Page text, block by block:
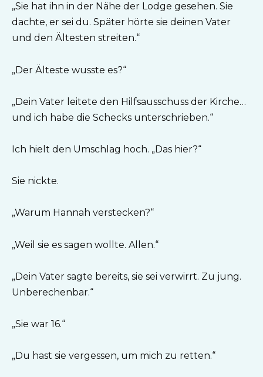
„Sie hat ihn in der Nähe der Lodge gesehen. Sie
dachte, er sei du. Später hörte sie deinen Vater
und den Ältesten streiten.“
„Der Älteste wusste es?“
„Dein Vater leitete den Hilfsausschuss der Kirche…
und ich habe die Schecks unterschrieben.“
Ich hielt den Umschlag hoch. „Das hier?“
Sie nickte.
„Warum Hannah verstecken?“
„Weil sie es sagen wollte. Allen.“
„Dein Vater sagte bereits, sie sei verwirrt. Zu jung.
Unberechenbar.“
„Sie war 16.“
„Du hast sie vergessen, um mich zu retten.“